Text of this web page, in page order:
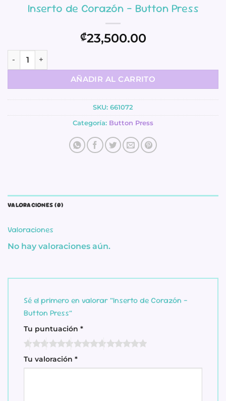
Inserto de Corazón – Button Press
₡23,500.00
Inserto de Corazón - Button Press cantidad
AÑADIR AL CARRITO
SKU: 661072
Categoría: Button Press
VALORACIONES (0)
Valoraciones
No hay valoraciones aún.
Sé el primero en valorar “Inserto de Corazón –
Button Press”
Tu puntuación *
Tu valoración *